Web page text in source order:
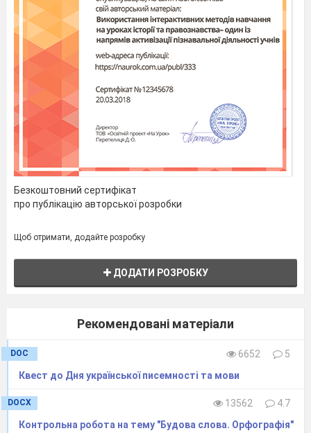
Безкоштовний сертифікат
про публікацію авторської розробки
Щоб отримати, додайте розробку
ДОДАТИ РОЗРОБКУ
Рекомендовані матеріали
DOC 6652
5
Квест до Дня української писемності та мови
DOCX 13562
4.7
Контрольна робота на тему "Будова слова. Орфографія"